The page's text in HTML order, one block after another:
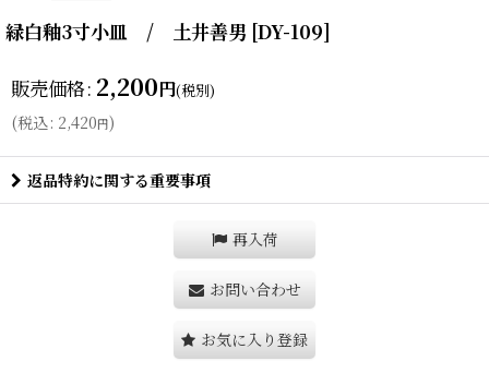
緑白釉3寸小皿 / 土井善男 [DY-109]
販売価格: 2,200円(税別)
(税込: 2,420円)
返品特約に関する重要事項
再入荷
お問い合わせ
お気に入り登録